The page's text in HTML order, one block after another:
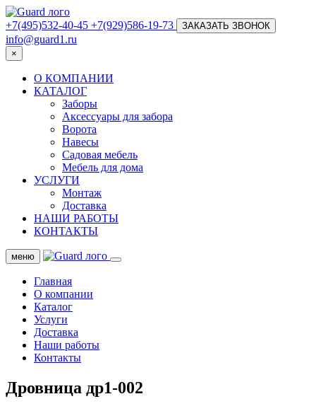
+7(495)532-40-45 +7(929)586-19-73 ЗАКАЗАТЬ ЗВОНОК
info@guard1.ru
×
О КОМПАНИИ
КАТАЛОГ
Заборы
Аксессуары для забора
Ворота
Навесы
Садовая мебель
Мебель для дома
УСЛУГИ
Монтаж
Доставка
НАШИ РАБОТЫ
КОНТАКТЫ
меню
Главная
О компании
Каталог
Услуги
Доставка
Наши работы
Контакты
Дровница др1-002